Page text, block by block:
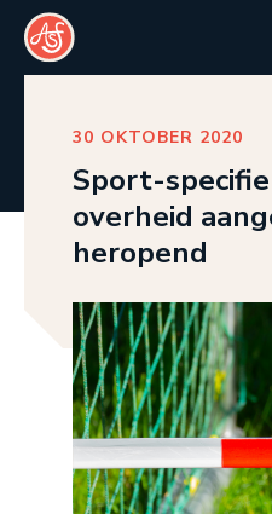
30 OKTOBER 2020
Sport-
overheid
heropend